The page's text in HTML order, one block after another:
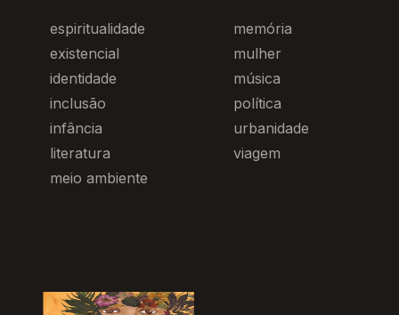
espiritualidade
existencial
identidade
inclusão
infância
literatura
meio ambiente
memória
mulher
música
política
urbanidade
viagem